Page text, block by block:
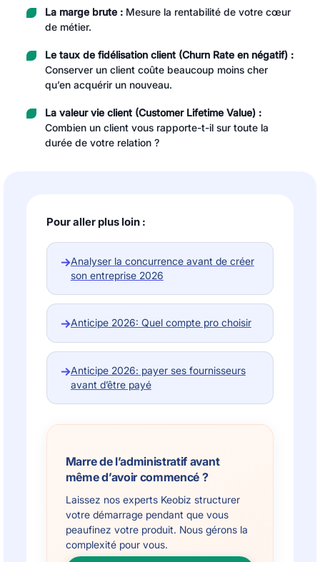
La marge brute :Mesure la rentabilité de votre cœur
de métier.
Le taux de fidélisation client (Churn Rate en négatif) :
Conserver un client coûte beaucoup moins cher
qu’en acquérir un nouveau.
La valeur vie client (Customer Lifetime Value) :
Combien un client vous rapporte-t-il sur toute la
durée de votre relation ?
Pour aller plus loin :
→Analyser la concurrence avant de créer
son entreprise 2026
→Anticipe 2026: Quel compte pro choisir
→Anticipe 2026: payer ses fournisseurs
avant d’être payé
Marre de l’administratif avant
même d’avoir commencé ?
Laissez nos experts Keobiz structurer
votre démarrage pendant que vous
peaufinez votre produit. Nous gérons la
complexité pour vous.